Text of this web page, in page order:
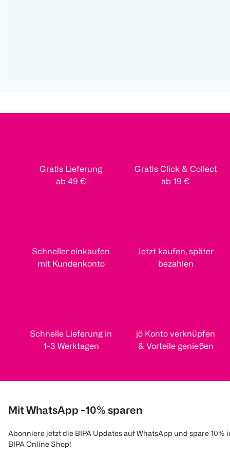
Gratis Lieferung
ab 49 €
Gratis Click & Collect
ab 19 €
Schneller einkaufen
mit Kundenkonto
Jetzt kaufen, später
bezahlen
Schnelle Lieferung in
1-3 Werktagen
jö Konto verknüpfen
& Vorteile genießen
Mit WhatsApp -10% sparen
Abonniere jetzt die BIPA Updates auf WhatsApp und spare 10%
BIPA Online Shop!